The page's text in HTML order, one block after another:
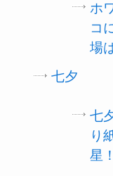
ホ
コ
場
七夕
七
り
星！